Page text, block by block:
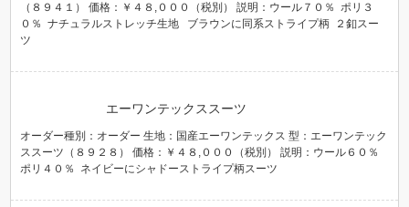
（８９４１） 価格：￥４８,０００（税別） 説明：ウール７０％ ポリ３
０％ ナチュラルストレッチ生地 ブラウンに同系ストライプ柄 ２釦スー
ツ
エーワンテックススーツ
オーダー種別：オーダー 生地：国産エーワンテックス 型：エーワンテック
ススーツ（８９２８） 価格：￥４８,０００（税別） 説明：ウール６０％
ポリ４０％ ネイビーにシャドーストライプ柄スーツ